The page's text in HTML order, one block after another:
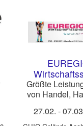
2027
Größte
von Handel,
27.02. -